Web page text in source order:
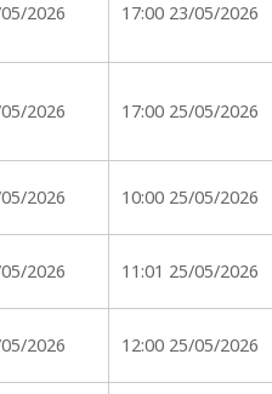
2026 17:00 23/05/2026
2026 17:00 25/05/2026
2026 10:00 25/05/2026
2026 11:01 25/05/2026
2026 12:00 25/05/2026